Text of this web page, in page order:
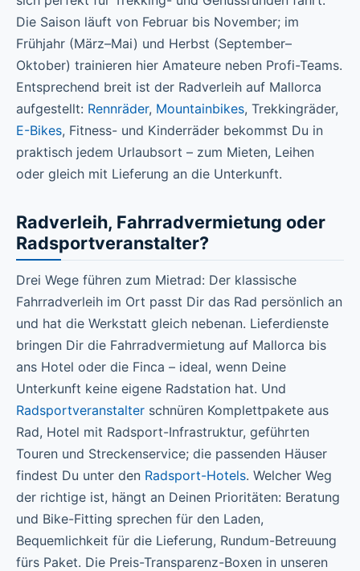
Die Saison läuft von Februar bis November; im
Frühjahr (März–Mai) und Herbst (September–
Oktober) trainieren hier Amateure neben Profi-Teams.
Entsprechend breit ist der Radverleih auf Mallorca
aufgestellt: Rennräder, Mountainbikes, Trekkingräder,
E-Bikes, Fitness- und Kinderräder bekommst Du in
praktisch jedem Urlaubsort – zum Mieten, Leihen
oder gleich mit Lieferung an die Unterkunft.
Radverleih, Fahrradvermietung oder
Radsportveranstalter?
Drei Wege führen zum Mietrad: Der klassische
Fahrradverleih im Ort passt Dir das Rad persönlich an
und hat die Werkstatt gleich nebenan. Lieferdienste
bringen Dir die Fahrradvermietung auf Mallorca bis
ans Hotel oder die Finca – ideal, wenn Deine
Unterkunft keine eigene Radstation hat. Und
Radsportveranstalter schnüren Komplettpakete aus
Rad, Hotel mit Radsport-Infrastruktur, geführten
Touren und Streckenservice; die passenden Häuser
findest Du unter den Radsport-Hotels. Welcher Weg
der richtige ist, hängt an Deinen Prioritäten: Beratung
und Bike-Fitting sprechen für den Laden,
Bequemlichkeit für die Lieferung, Rundum-Betreuung
fürs Paket. Die Preis-Transparenz-Boxen in unseren